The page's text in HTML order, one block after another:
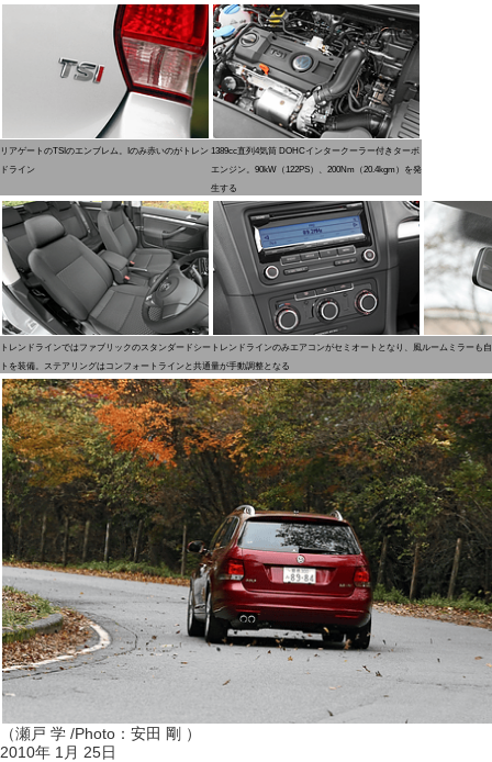
リアゲートのTSIのエンブレム。Iのみ赤いのがトレン
ドライン
1389cc直列4気筒 DOHCインタークーラー付きターボ
エンジン。90kW（122PS）、200Nm（20.4kgm）を発
生する
トレンドラインではファブリックのスタンダードシー
トを装備。ステアリングはコンフォートラインと共通
トレンドラインのみエアコンがセミオートとなり、風
量が手動調整となる
ルームミラーも
（瀬戸 学 /Photo：安田 剛 ）
2010年 1月 25日